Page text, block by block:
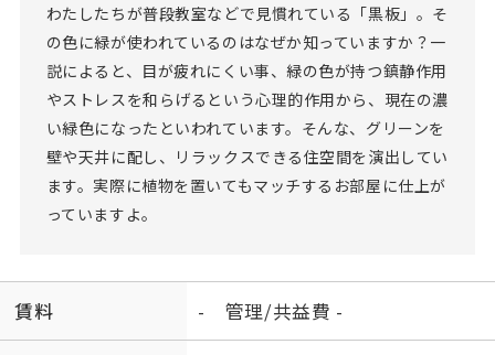
わたしたちが普段教室などで見慣れている「黒板」。そ
の色に緑が使われているのはなぜか知っていますか？一
説によると、目が疲れにくい事、緑の色が持つ鎮静作用
やストレスを和らげるという心理的作用から、現在の濃
い緑色になったといわれています。そんな、グリーンを
壁や天井に配し、リラックスできる住空間を演出してい
ます。実際に植物を置いてもマッチするお部屋に仕上が
っていますよ。
賃料 - 管理/共益費 -